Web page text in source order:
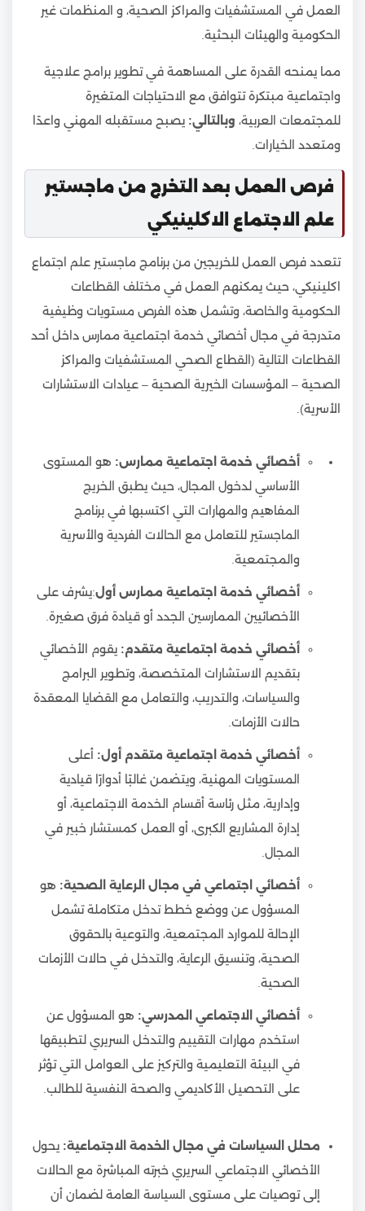
العمل في المستشفيات والمراكز الصحية، و المنظمات غير
الحكومية والهيئات البحثية.
مما يمنحه القدرة على المساهمة في تطوير برامج علاجية
واجتماعية مبتكرة تتوافق مع الاحتياجات المتغيرة
للمجتمعات العربية، وبالتالي: يصبح مستقبله المهني واعدًا
ومتعدد الخيارات.
فرص العمل بعد التخرج من ماجستير
علم الاجتماع الاكلينيكي
تتعدد فرص العمل للخريجين من برنامج ماجستير علم اجتماع
اكلينيكي، حيث يمكنهم العمل في مختلف القطاعات
الحكومية والخاصة، وتشمل هذه الفرص مستويات وظيفية
متدرجة في مجال أخصائي خدمة اجتماعية ممارس داخل أحد
القطاعات التالية (القطاع الصحي المستشفيات والمراكز
الصحية – المؤسسات الخيرية الصحية – عيادات الاستشارات
الأسرية).
أخصائي خدمة اجتماعية ممارس: هو المستوى
الأساسي لدخول المجال، حيث يطبق الخريج
المفاهيم والمهارات التي اكتسبها في برنامج
الماجستير للتعامل مع الحالات الفردية والأسرية
والمجتمعية.
أخصائي خدمة اجتماعية ممارس أول:يشرف على
الأخصائيين الممارسين الجدد أو قيادة فرق صغيرة.
أخصائي خدمة اجتماعية متقدم: يقوم الأخصائي
بتقديم الاستشارات المتخصصة، وتطوير البرامج
والسياسات، والتدريب، والتعامل مع القضايا المعقدة
حالات الأزمات.
أخصائي خدمة اجتماعية متقدم أول: أعلى
المستويات المهنية، ويتضمن غالبًا أدوارًا قيادية
وإدارية، مثل رئاسة أقسام الخدمة الاجتماعية، أو
إدارة المشاريع الكبرى، أو العمل كمستشار خبير في
المجال.
أخصائي اجتماعي في مجال الرعاية الصحية: هو
المسؤول عن ووضع خطط تدخل متكاملة تشمل
الإحالة للموارد المجتمعية، والتوعية بالحقوق
الصحية، وتنسيق الرعاية، والتدخل في حالات الأزمات
الصحية.
أخصائي الاجتماعي المدرسي: هو المسؤول عن
استخدم مهارات التقييم والتدخل السريري لتطبيقها
في البيئة التعليمية والتركيز على العوامل التي تؤثر
على التحصيل الأكاديمي والصحة النفسية للطالب.
محلل السياسات في مجال الخدمة الاجتماعية: يحول
الأخصائي الاجتماعي السريري خبرته المباشرة مع الحالات
إلى توصيات على مستوى السياسة العامة لضمان أن